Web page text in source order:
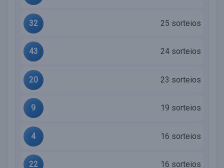
32 25 sorteios
43 24 sorteios
20 23 sorteios
9 19 sorteios
4 16 sorteios
22 16 sorteios